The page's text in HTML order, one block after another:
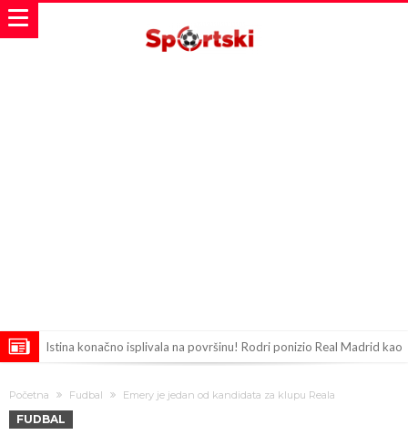
Istina konačno isplivala na površinu! Rodri ponizio Real Madrid kao
sramotan komentar na njegov račun
Direktor FIA o drami Formule 1: “Ne možemo da idemo toliko
Početna Fudbal Emery je jedan od kandidata za klupu Reala
FUDBAL